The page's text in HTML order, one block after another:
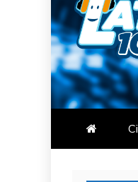
FM